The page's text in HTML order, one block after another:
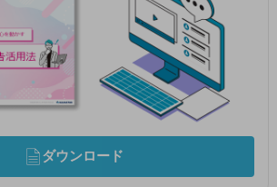
ダウンロード